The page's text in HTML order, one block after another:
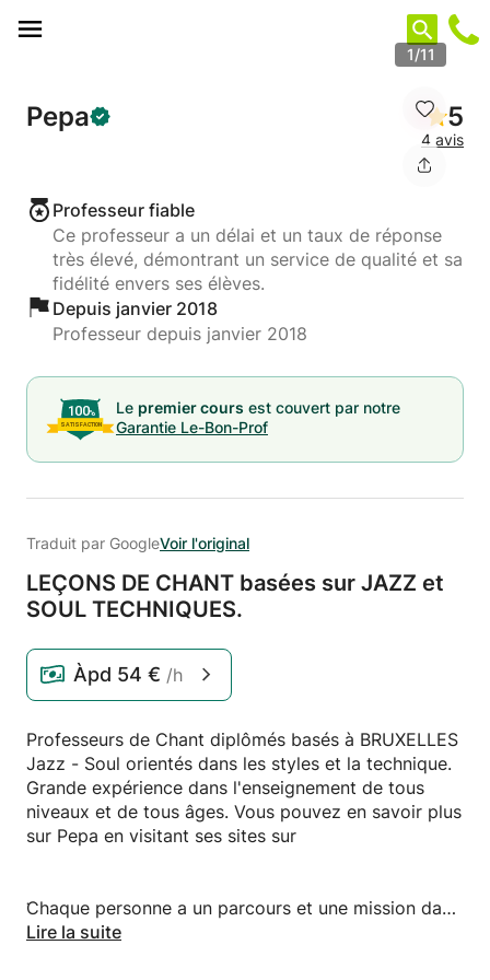
1/11
Pepa 5
4 avis
Professeur fiable
Ce professeur a un délai et un taux de réponse
très élevé, démontrant un service de qualité et sa
fidélité envers ses élèves.
Depuis janvier 2018
Professeur depuis janvier 2018
Le premier cours est couvert par notre
Garantie Le-Bon-Prof
Traduit par GoogleVoir l'original
LEÇONS DE CHANT basées sur JAZZ et
SOUL TECHNIQUES.
Àpd 54 € /h
Professeurs de Chant diplômés basés à BRUXELLES
Jazz - Soul orientés dans les styles et la technique.
Grande expérience dans l'enseignement de tous
niveaux et de tous âges. Vous pouvez en savoir plus
sur Pepa en visitant ses sites sur
̈Chaque personne a un parcours et une mission dans
sa vie individuelle et unique. Ma première est de
Lire la suite